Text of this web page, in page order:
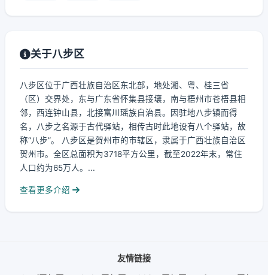
关于八步区
八步区位于广西壮族自治区东北部，地处湘、粤、桂三省
（区）交界处，东与广东省怀集县接壤，南与梧州市苍梧县相
邻，西连钟山县，北接富川瑶族自治县。因驻地八步镇而得
名，八步之名源于古代驿站，相传古时此地设有八个驿站，故
称“八步”。 八步区是贺州市的市辖区，隶属于广西壮族自治区
贺州市。全区总面积为3718平方公里，截至2022年末，常住
人口约为65万人。...
查看更多介绍
友情链接